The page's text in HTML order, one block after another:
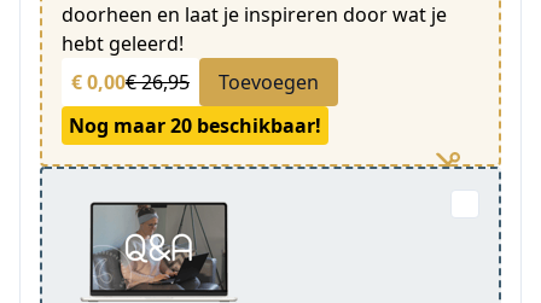
doorheen en laat je inspireren door wat je
hebt geleerd!
€ 0,00€ 26,95
Toevoegen
Nog maar 20 beschikbaar!